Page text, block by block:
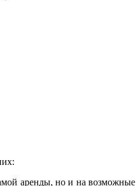
аренды, но и на возможные